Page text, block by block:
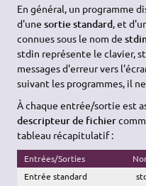
En général, un programme
d'unesortie standard, et
connues sous le nom de
stdin représente le clavier,
messages d'erreur vers
suivant les programmes, il
À chaque entrée/sortie est
descripteur de fichier
tableau récapitulatif :
Entrées/Sorties
Entrée standard